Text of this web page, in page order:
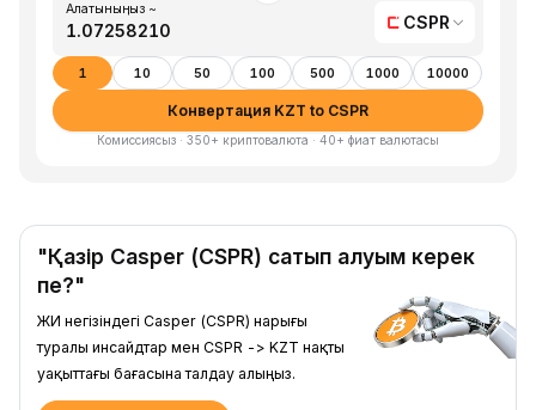
Алатыныңыз ~
CSPR
1 10 50 100 500 1000 10000
Конвертация KZT to CSPR
Комиссиясыз · 350+ криптовалюта · 40+ фиат валютасы
"Қазір Casper (CSPR) сатып алуым керек
пе?"
ЖИ негізіндегі Casper (CSPR) нарығы
туралы инсайдтар мен CSPR -> KZT нақты
уақыттағы бағасына талдау алыңыз.